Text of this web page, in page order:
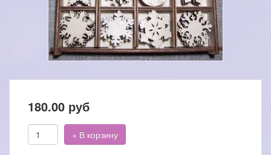
180.00 руб
+ В корзину